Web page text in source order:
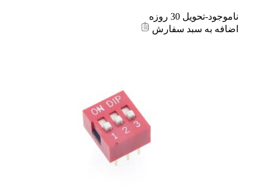
ناموجود-تحویل 30 روزه
اضافه به سبد سفارش